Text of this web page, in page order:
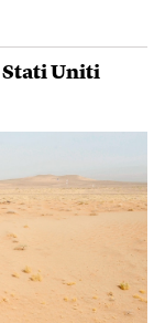
Stati Uniti